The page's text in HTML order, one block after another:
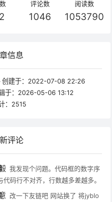
评论数
1046
阅读数
1053790
信息
建于： 2022-07-08 22:26
于： 2026-05-06 13:12
： 2515
评论
我发现个问题。代码框的数字序
代码行不对齐，行数越多差越多。
改一下友链吧 网站换了 将jyblo